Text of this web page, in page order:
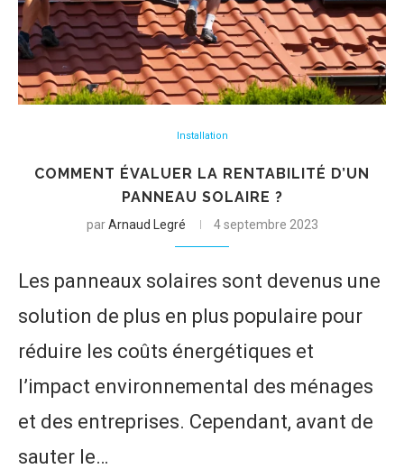
Installation
COMMENT ÉVALUER LA RENTABILITÉ D’UN
PANNEAU SOLAIRE ?
parArnaud Legré 4 septembre 2023
Les panneaux solaires sont devenus une
solution de plus en plus populaire pour
réduire les coûts énergétiques et
l’impact environnemental des ménages
et des entreprises. Cependant, avant de
sauter le…